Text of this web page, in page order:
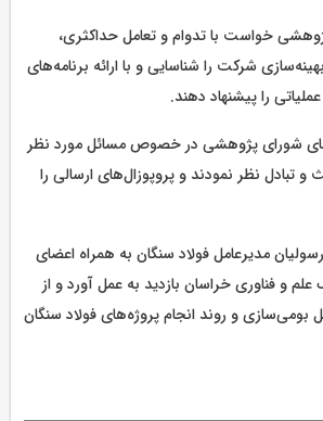
خواست با تدوام و تعامل حداکثری،
شرکت را شناسایی و با ارائه برنامه‌های
را پیشنهاد دهند.
شورای پژوهشی در خصوص مسائل مورد نظر
تبادل نظر نمودند و پروپوزال‌های ارسالی را
مدیرعامل فولاد سنگان به همراه اعضای
و فناوری خراسان بازدید به عمل آورد و از
و روند انجام پروژه‌های فولاد سنگان